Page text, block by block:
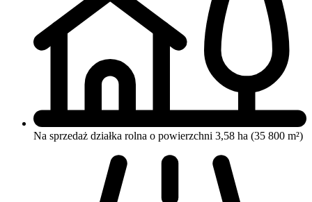
Na sprzedaż działka rolna o powierzchni 3,58 ha (35 800 m²)